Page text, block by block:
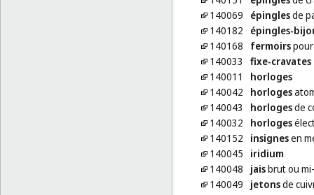
140069
épinglesde
140182
épingles-
140168
fermoirspour
140033
fixe-cravates
140011
horloges
140042
horloges
140043
horlogesde
140032
horloges
140152
insignesen
140045
iridium
140048
jaisbrut ou
140049
jetonsde